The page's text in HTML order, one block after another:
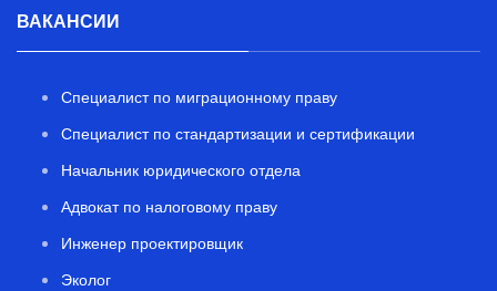
ВАКАНСИИ
Специалист по миграционному праву
Специалист по стандартизации и сертификации
Начальник юридического отдела
Адвокат по налоговому праву
Инженер проектировщик
Эколог